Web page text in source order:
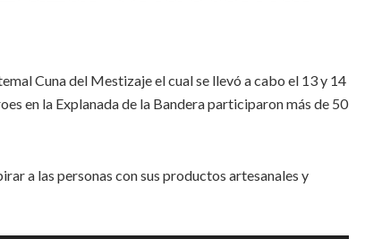
Cuna del Mestizaje el cual se llevó a cabo el 13 y 14
en la Explanada de la Bandera participaron más de 50
a las personas con sus productos artesanales y